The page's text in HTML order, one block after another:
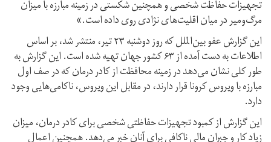
تجهیزات حفاظت شخصی و همچنین شکستی در زمینه مبارزه با میزان
مرگ‌ومیر در میان اقلیت‌های نژادی روی داده است.»
این گزارش عفو بین‌الملل که روز دوشنبه ۲۳ تیر، منتشر شد، بر اساس
اطلاعات به دست آمده از ۶۳ کشور جهان تهیه شده است. این گزارش به
طور کلی نشان می‌دهد در زمینه محافظت از کادر درمان که در صف اول
مبارزه با ویروس کرونا قرار دارند، در مقابل این ویروس، ناکامی‌هایی وجود
دارد.
این گزارش از کمبود تجهیزات حفاظتی شخصی برای کادر درمان، میزان